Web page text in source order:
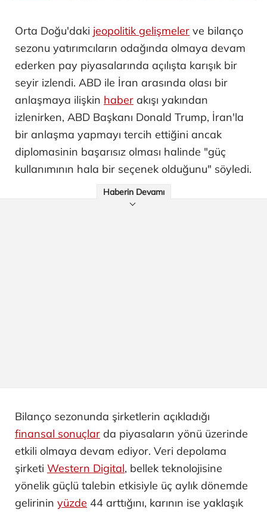
Orta Doğu'daki jeopolitik gelişmeler ve bilanço
sezonu yatırımcıların odağında olmaya devam
ederken pay piyasalarında açılışta karışık bir
seyir izlendi. ABD ile İran arasında olası bir
anlaşmaya ilişkin haber akışı yakından
izlenirken, ABD Başkanı Donald Trump, İran'la
bir anlaşma yapmayı tercih ettiğini ancak
diplomasinin başarısız olması halinde "güç
kullanımının hala bir seçenek olduğunu" söyledi.
Haberin Devamı
Bilanço sezonunda şirketlerin açıkladığı
finansal sonuçlar da piyasaların yönü üzerinde
etkili olmaya devam ediyor. Veri depolama
şirketi Western Digital, bellek teknolojisine
yönelik güçlü talebin etkisiyle üç aylık dönemde
gelirinin yüzde 44 arttığını, karının ise yaklaşık